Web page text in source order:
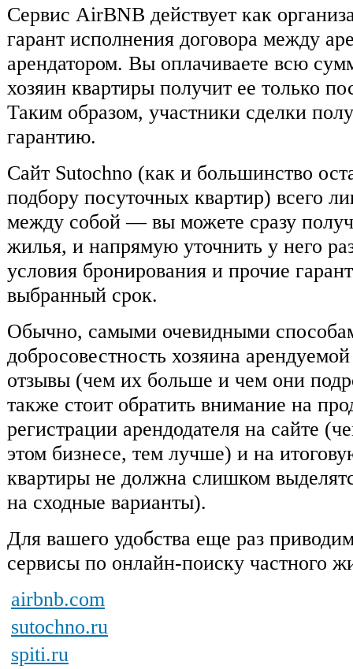
Сервис AirBNB действует как
гарант исполнения договора между
арендатором. Вы оплачиваете всю
хозяин квартиры получит ее только
Таким образом, участники сделки
гарантию.
Сайт Sutochno (как и большинство
подбору посуточных квартир) всего
между собой — вы можете сразу
жилья, и напрямую уточнить у него
условия бронирования и прочие
выбранный срок.
Обычно, самыми очевидными
добросовестность хозяина
отзывы (чем их больше и чем они
также стоит обратить внимание на
регистрации арендодателя на сайте
этом бизнесе, тем лучше) и на
квартиры не должна слишком
на сходные варианты).
Для вашего удобства еще раз
сервисы по онлайн-поиску частного
airbnb.com
sutochno.ru
spiti.ru